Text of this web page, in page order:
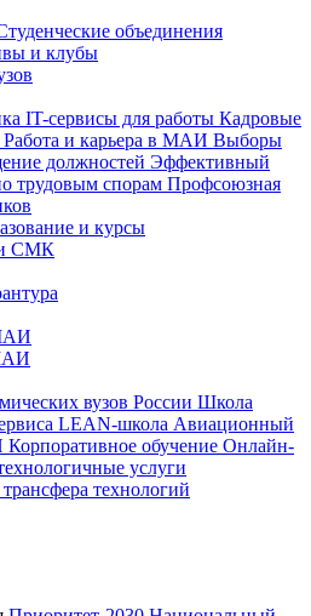
объединения
и клубы
IT-сервисы для работы Кадровые
Работа и карьера в МАИ Выборы
должностей Эффективный
трудовым спорам Профсоюзная
и курсы
СМК
вузов России Школа
LEAN-школа Авиационный
Корпоративное обучение Онлайн-
услуги
технологий